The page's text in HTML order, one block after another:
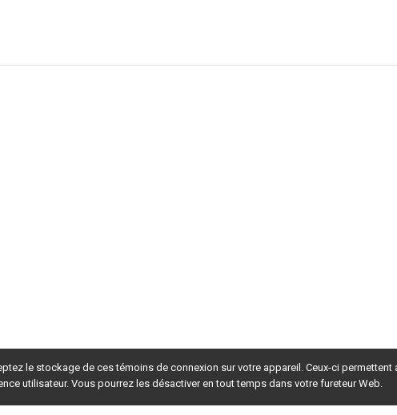
le stockage de ces témoins de connexion sur votre appareil. Ceux-ci permettent
utilisateur. Vous pourrez les désactiver en tout temps dans votre fureteur Web.